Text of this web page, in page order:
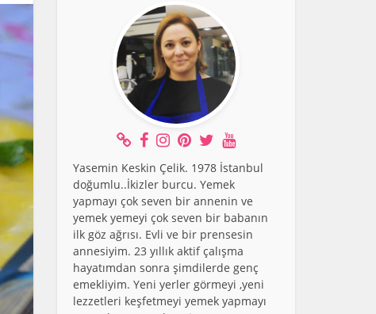
Yasemin Keskin Çelik. 1978 İstanbul
doğumlu..İkizler burcu. Yemek
yapmayı çok seven bir annenin ve
yemek yemeyi çok seven bir babanın
ilk göz ağrısı. Evli ve bir prensesin
annesiyim. 23 yıllık aktif çalışma
hayatımdan sonra şimdilerde genç
emekliyim. Yeni yerler görmeyi ,yeni
lezzetleri keşfetmeyi yemek yapmayı